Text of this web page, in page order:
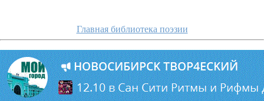
Главная библиотека поэзии